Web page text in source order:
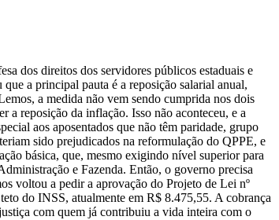
dos direitos dos servidores públicos estaduais e
a principal pauta é a reposição salarial anual,
a medida não vem sendo cumprida nos dois
a reposição da inflação. Isso não aconteceu, e a
aos aposentados que não têm paridade, grupo
sido prejudicados na reformulação do QPPE, e
básica, que, mesmo exigindo nível superior para
e Fazenda. Então, o governo precisa
voltou a pedir a aprovação do Projeto de Lei nº
do INSS, atualmente em R$ 8.475,55. A cobrança
com quem já contribuiu a vida inteira com o